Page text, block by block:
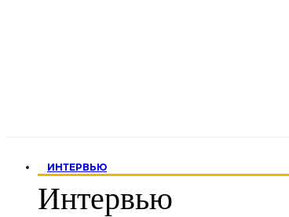
ИНТЕРВЬЮ
Интервью